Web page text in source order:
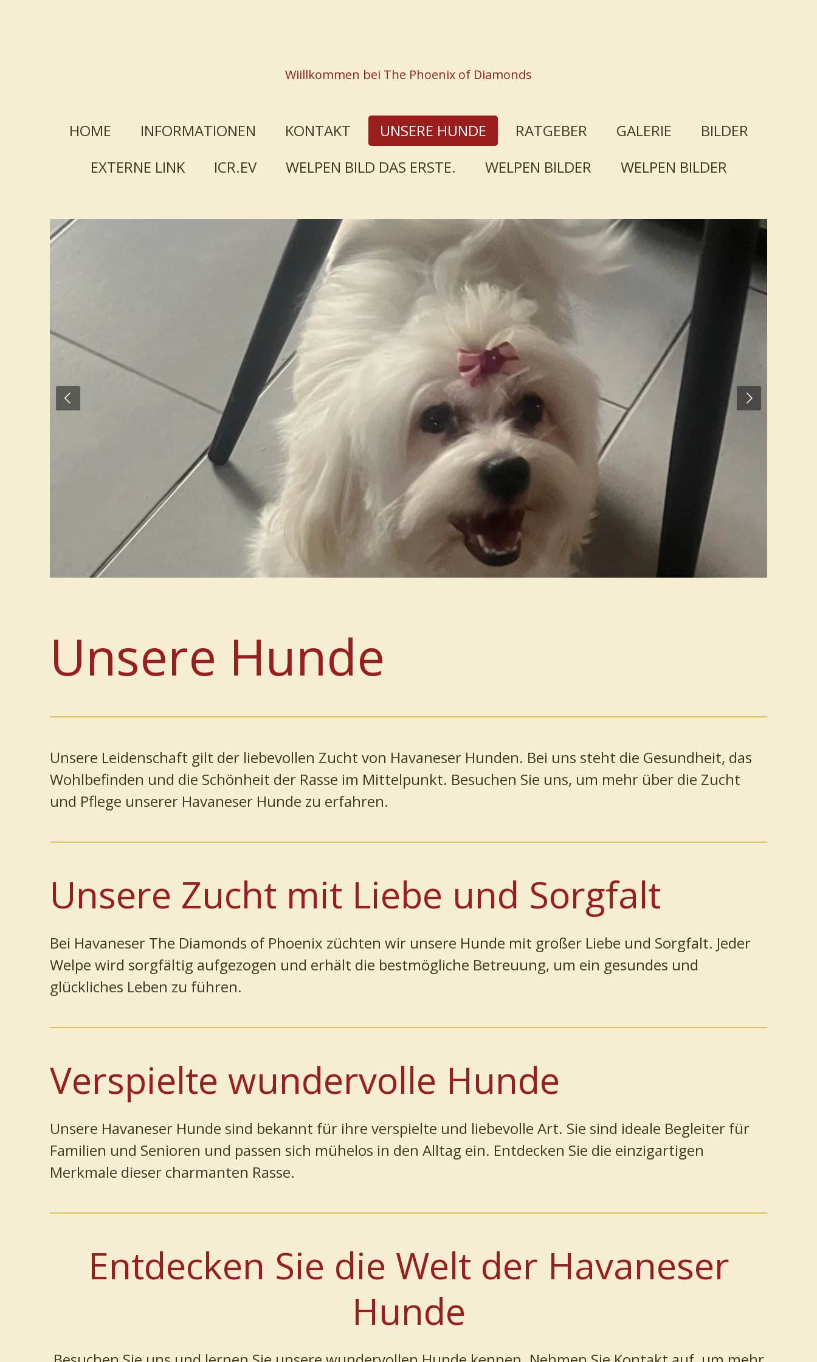
Wiillkommen bei The Phoenix of Diamonds
HOME INFORMATIONEN KONTAKT UNSERE HUNDE RATGEBER GALERIE
BILDER
EXTERNE LINK
ICR.EV WELPEN BILD DAS ERSTE. WELPEN BILDER WELPEN BILDER
Unsere Hunde
Unsere Leidenschaft gilt der liebevollen Zucht von Havaneser Hunden. Bei uns steht die Gesundheit, das
Wohlbefinden und die Schönheit der Rasse im Mittelpunkt. Besuchen Sie uns, um mehr über die Zucht
und Pflege unserer Havaneser Hunde zu erfahren.
Unsere Zucht mit Liebe und Sorgfalt
Bei Havaneser The Diamonds of Phoenix züchten wir unsere Hunde mit großer Liebe und Sorgfalt. Jeder
Welpe wird sorgfältig aufgezogen und erhält die bestmögliche Betreuung, um ein gesundes und
glückliches Leben zu führen.
Verspielte wundervolle Hunde
Unsere Havaneser Hunde sind bekannt für ihre verspielte und liebevolle Art. Sie sind ideale Begleiter für
Familien und Senioren und passen sich mühelos in den Alltag ein. Entdecken Sie die einzigartigen
Merkmale dieser charmanten Rasse.
Entdecken Sie die Welt der Havaneser
Hunde